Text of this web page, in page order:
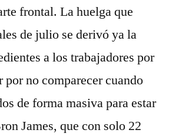
frontal. La huelga que
de julio se derivó ya la
a los trabajadores por
por no comparecer cuando
de forma masiva para estar
James, que con solo 22